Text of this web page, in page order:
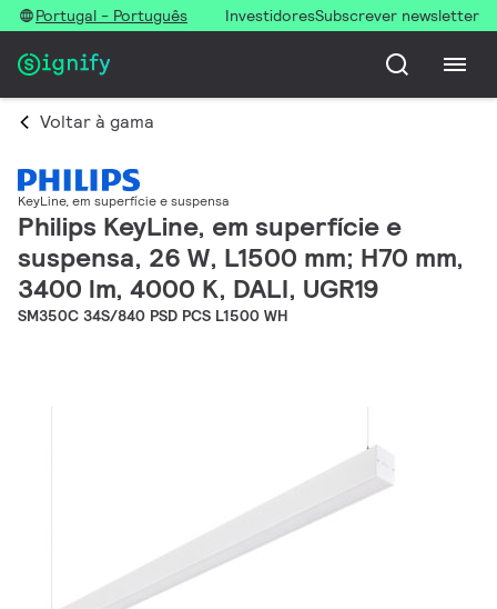
Portugal - Português InvestidoresSubscrever newsletter
Voltar à gama
KeyLine, em superfície e suspensa
Philips KeyLine, em superfície e
suspensa, 26 W, L1500 mm; H70 mm,
3400 lm, 4000 K, DALI, UGR19
SM350C 34S/840 PSD PCS L1500 WH